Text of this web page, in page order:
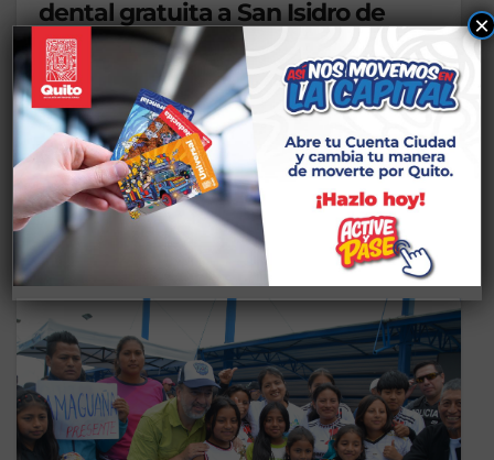
dental gratuita a San Isidro de
Píntag
19 DE ENERO DE 2026
Más de 40 personas fueron beneficiadas con
atenciones dentales gratuitas durante la Jornada
de Salud Oral realizada este fin de…
×